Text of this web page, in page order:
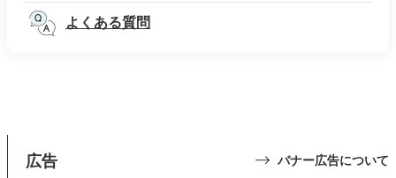
よくある質問
広告 バナー広告について